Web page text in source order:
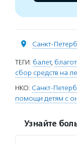
Санкт-
ТЕГИ: балет,
сбор средств на
НКО: Санкт-
помощи детям с
Узнайте